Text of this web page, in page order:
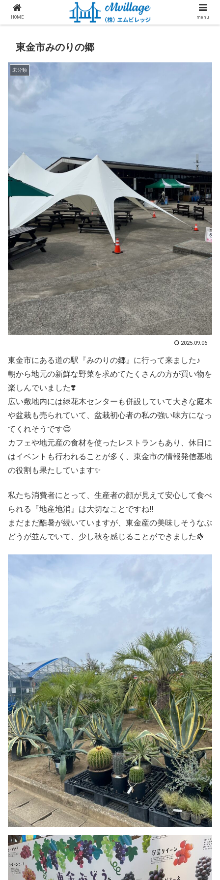
東金市みのりの郷
未分類
2025.09.06
東金市にある道の駅『みのりの郷』に行って来ました♪
朝から地元の新鮮な野菜を求めてたくさんの方が買い物を
楽しんでいました❣️
広い敷地内には緑花木センターも併設していて大きな庭木
や盆栽も売られていて、盆栽初心者の私の強い味方になっ
てくれそうです😊
カフェや地元産の食材を使ったレストランもあり、休日に
はイベントも行われることが多く、東金市の情報発信基地
の役割も果たしています✨
私たち消費者にとって、生産者の顔が見えて安心して食べ
られる『地産地消』は大切なことですね‼️
まだまだ酷暑が続いていますが、東金産の美味しそうなぶ
どうが並んでいて、少し秋を感じることができました🍇
HOME menu